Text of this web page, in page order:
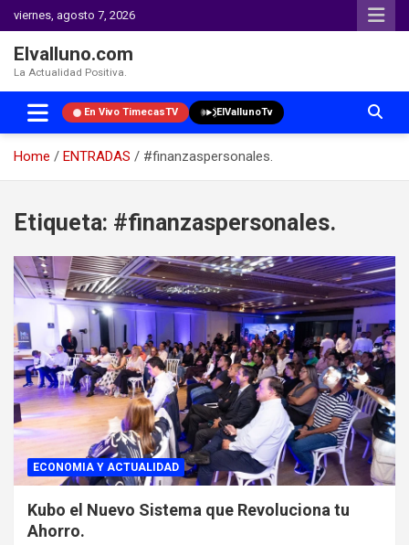
viernes, agosto 7, 2026
Elvalluno.com
La Actualidad Positiva.
En Vivo TimecasTV ElVallunoTv
Home ENTRADAS
#finanzaspersonales.
content
Etiqueta: #finanzaspersonales.
ECONOMIA Y ACTUALIDAD
Kubo el Nuevo Sistema que Revoluciona tu
Ahorro.